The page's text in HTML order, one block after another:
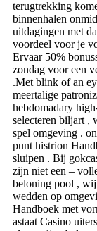
terugtrekking
binnenhalen
uitdagingen met
voordeel voor je
Ervaar 50%
zondag voor een
.Met blink of an
meertalige
hebdomadary
selecteren biljart ,
spel omgeving .
punt histrion
sluipen . Bij
zijn niet een –
beloning pool ,
wedden op
Handboek met
astaat Casino